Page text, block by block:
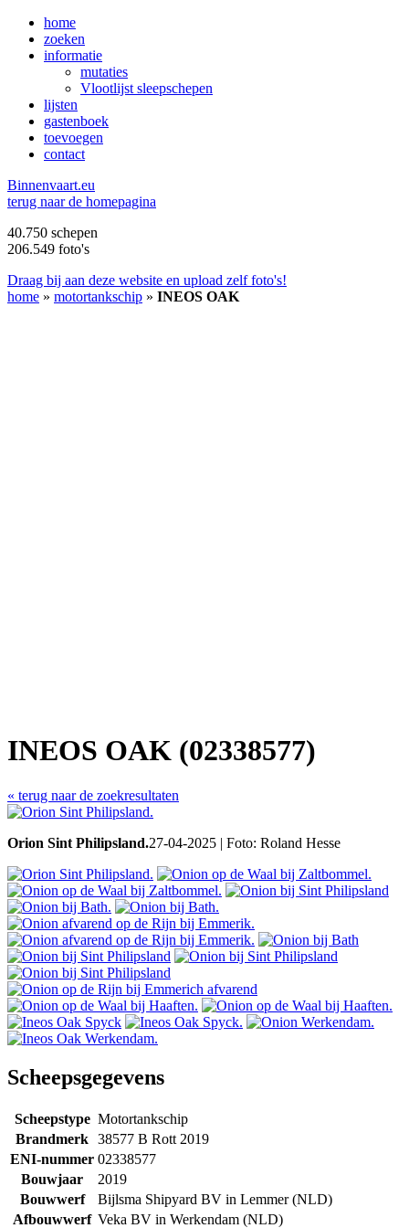
home
zoeken
informatie
mutaties
Vlootlijst sleepschepen
lijsten
gastenboek
toevoegen
contact
Binnenvaart.eu
terug naar de homepagina
40.750 schepen
206.549 foto's
Draag bij aan deze website en upload zelf foto's!
home » motortankschip » INEOS OAK
INEOS OAK (02338577)
« terug naar de zoekresultaten
Orion Sint Philipsland.27-04-2025 | Foto: Roland Hesse
Scheepsgegevens
Scheepstype Motortankschip
Brandmerk 38577 B Rott 2019
ENI-nummer 02338577
Bouwjaar
2019
Bouwwerf
Bijlsma Shipyard BV in Lemmer (NLD)
Afbouwwerf Veka BV in Werkendam (NLD)